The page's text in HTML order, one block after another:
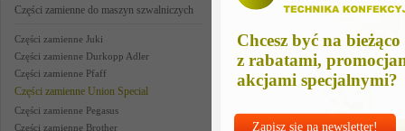
Chcesz być na bieżąco
z rabatami,
akcjami specjalnymi?
Zapisz się na newsletter!
Części zamienne do maszyn szwalniczych
Części zamienne Juki
Części zamienne Durkopp Adler
Części zamienne Pfaff
Części zamienne Union Special
Części zamienne Pegasus
Części zamienne Brother
kit of parts us